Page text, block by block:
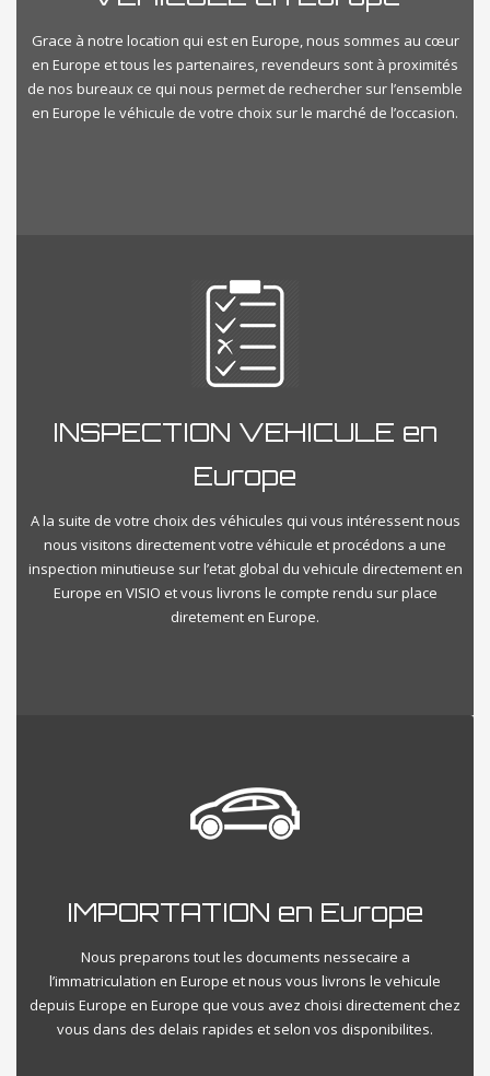
Grace à notre location qui est en Europe, nous sommes au cœur
en Europe et tous les partenaires, revendeurs sont à proximités
de nos bureaux ce qui nous permet de rechercher sur l’ensemble
en Europe le véhicule de votre choix sur le marché de l’occasion.
INSPECTION VEHICULE en
Europe
A la suite de votre choix des véhicules qui vous intéressent nous
nous visitons directement votre véhicule et procédons a une
inspection minutieuse sur l’etat global du vehicule directement en
Europe en VISIO et vous livrons le compte rendu sur place
diretement en Europe.
IMPORTATION en Europe
Nous preparons tout les documents nessecaire a
l’immatriculation en Europe et nous vous livrons le vehicule
depuis Europe en Europe que vous avez choisi directement chez
vous dans des delais rapides et selon vos disponibilites.